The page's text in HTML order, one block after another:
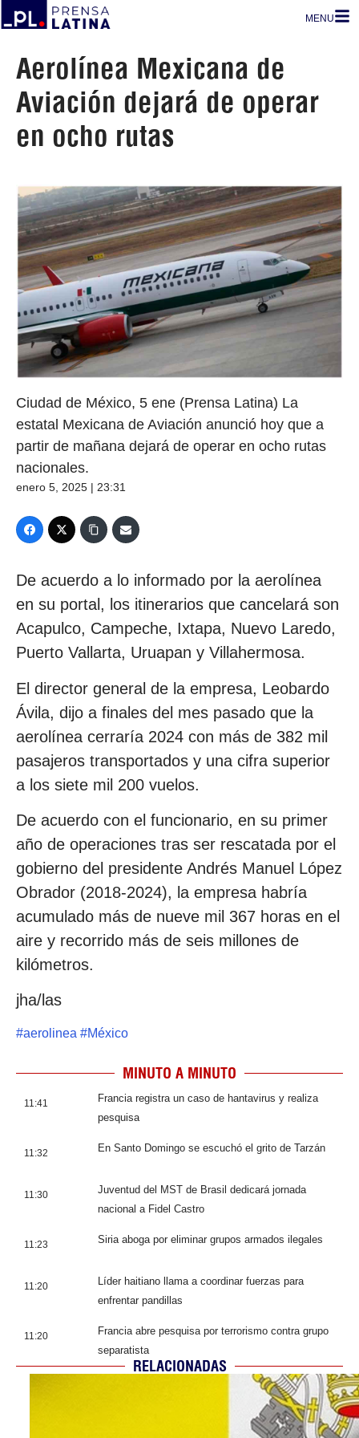
MENU
Aerolínea Mexicana de
Aviación dejará de operar
en ocho rutas
Ciudad de México, 5 ene (Prensa Latina) La
estatal Mexicana de Aviación anunció hoy que a
partir de mañana dejará de operar en ocho rutas
nacionales.
enero 5, 2025 | 23:31
De acuerdo a lo informado por la aerolínea
en su portal, los itinerarios que cancelará son
Acapulco, Campeche, Ixtapa, Nuevo Laredo,
Puerto Vallarta, Uruapan y Villahermosa.
El director general de la empresa, Leobardo
Ávila, dijo a finales del mes pasado que la
aerolínea cerraría 2024 con más de 382 mil
pasajeros transportados y una cifra superior
a los siete mil 200 vuelos.
De acuerdo con el funcionario, en su primer
año de operaciones tras ser rescatada por el
gobierno del presidente Andrés Manuel López
Obrador (2018-2024), la empresa habría
acumulado más de nueve mil 367 horas en el
aire y recorrido más de seis millones de
kilómetros.
jha/las
#aerolinea #México
MINUTO A MINUTO
11:41
Francia registra un caso de hantavirus y realiza
pesquisa
11:32 En Santo Domingo se escuchó el grito de Tarzán
11:30
Juventud del MST de Brasil dedicará jornada
nacional a Fidel Castro
11:23 Siria aboga por eliminar grupos armados ilegales
11:20
Líder haitiano llama a coordinar fuerzas para
enfrentar pandillas
11:20
Francia abre pesquisa por terrorismo contra grupo
separatista
RELACIONADAS